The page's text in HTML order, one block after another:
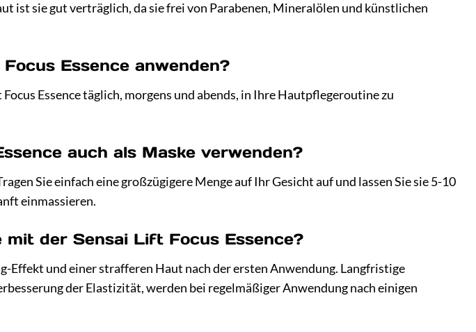
ist sie gut verträglich, da sie frei von Parabenen, Mineralölen und künstlichen
Essence anwenden?
Essence täglich, morgens und abends, in Ihre Hautpflegeroutine zu
auch als Maske verwenden?
Sie einfach eine großzügigere Menge auf Ihr Gesicht auf und lassen Sie sie 5-10
einmassieren.
der Sensai Lift Focus Essence?
und einer strafferen Haut nach der ersten Anwendung. Langfristige
der Elastizität, werden bei regelmäßiger Anwendung nach einigen